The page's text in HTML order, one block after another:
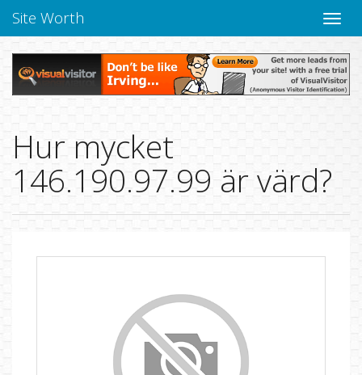
Toggle
Site Worth
Hur mycket
146.190.97.99 är värd?